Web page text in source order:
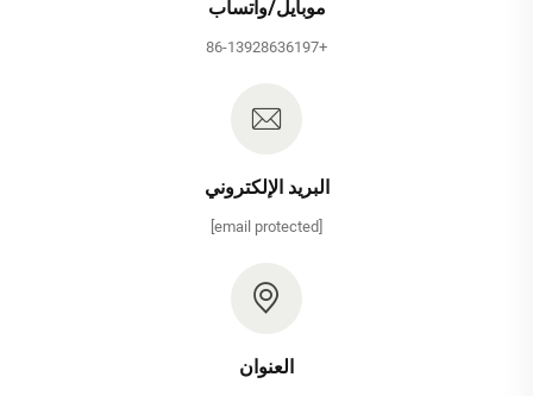
موبايل/واتساب
+86-13928636197
البريد الإلكتروني
العنوان